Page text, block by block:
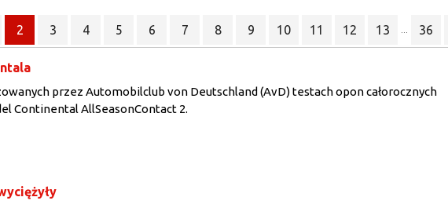
2 3 4 5 6 7 8 9 10 11 12 13 36
przez Automobilclub von Deutschland (AvD) testach opon całorocznych
Continental AllSeasonContact 2.